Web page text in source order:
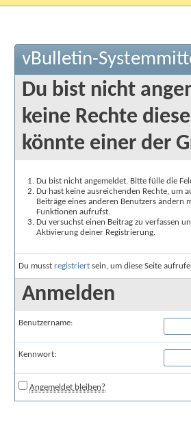
vBulletin-
Du bist nicht
keine Rechte
könnte einer der
Du bist nicht angemeldet. Bitte fülle die
Du hast keine ausreichenden Rechte, um
Beiträge eines anderen Benutzers
Funktionen aufrufst.
Du versuchst einen Beitrag zu verfassen
Aktivierung deiner Registrierung.
Du musst registriert sein, um diese Seite
Anmelden
Benutzername:
Kennwort:
Angemeldet bleiben?